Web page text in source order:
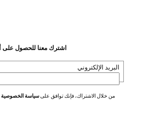
اشترك معنا للحصول على
البريد الإلكتروني
من خلال الاشتراك، فإنك توافق علىسياسة الخصوصية